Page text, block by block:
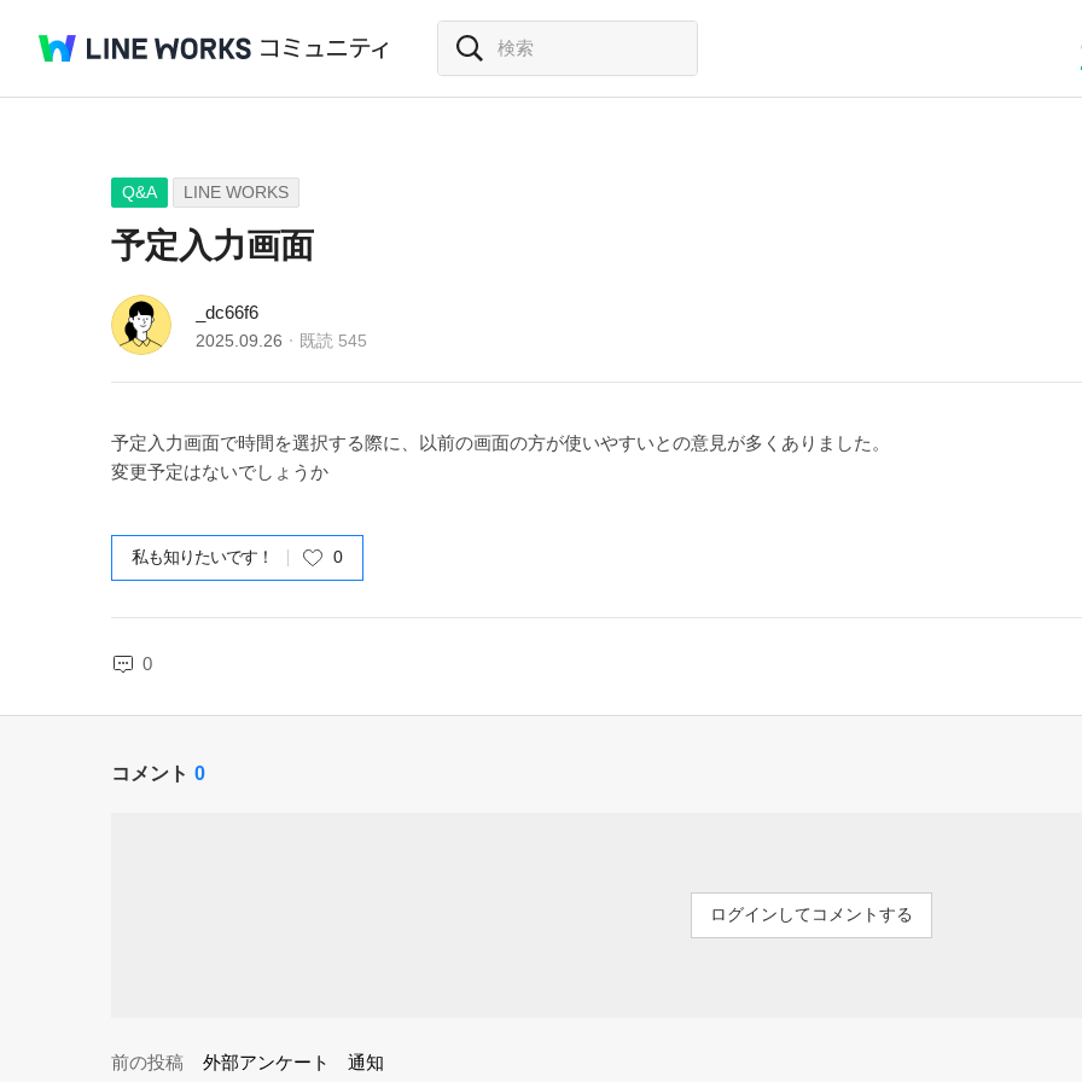
Q&A LINE WORKS
予定入力画面
_dc66f6
2025.09.26 既読 545
予定入力画面で時間を選択する際に、以前の画面の方が使いやすいとの意見が多くありました。
変更予定はないでしょうか
私も知りたいです！ 0
0
コメント 0
ログインしてコメントする
前の投稿 外部アンケート 通知